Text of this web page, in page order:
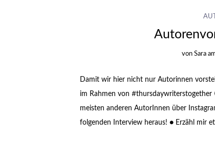
vonSara
Damit wir hier nicht nur Autorinnen
im Rahmen von #thursdaywriterstogether
meisten anderen AutorInnen über
folgenden Interview heraus! ● Erzähl mir